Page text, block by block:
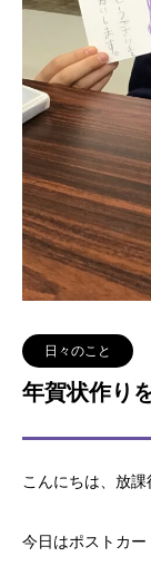
日々のこと
年賀状作り
こんにちは、放課
今日はポストカー